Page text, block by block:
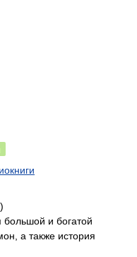
большой и богатой
а также история